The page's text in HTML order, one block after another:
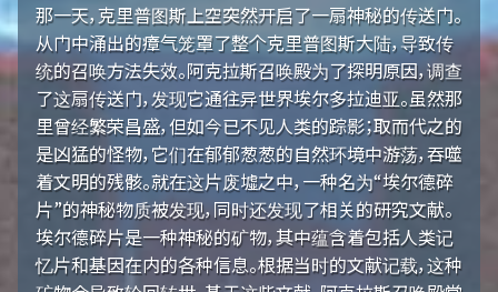
那一天，克里普图斯上空突然开启了一扇神秘的传送门。
从门中涌出的瘴气笼罩了整个克里普图斯大陆，导致传
统的召唤方法失效。阿克拉斯召唤殿为了探明原因，调查
了这扇传送门，发现它通往异世界埃尔多拉迪亚。虽然那
里曾经繁荣昌盛，但如今已不见人类的踪影；取而代之的
是凶猛的怪物，它们在郁郁葱葱的自然环境中游荡，吞噬
着文明的残骸。就在这片废墟之中，一种名为“埃尔德碎
片”的神秘物质被发现，同时还发现了相关的研究文献。
埃尔德碎片是一种神秘的矿物，其中蕴含着包括人类记
忆片和基因在内的各种信息。根据当时的文献记载，这种